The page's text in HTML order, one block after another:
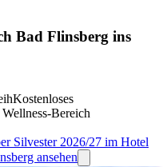
Bad Flinsberg ins
Kostenloses
Wellness-Bereich
Silvester 2026/27 im Hotel
ansehen